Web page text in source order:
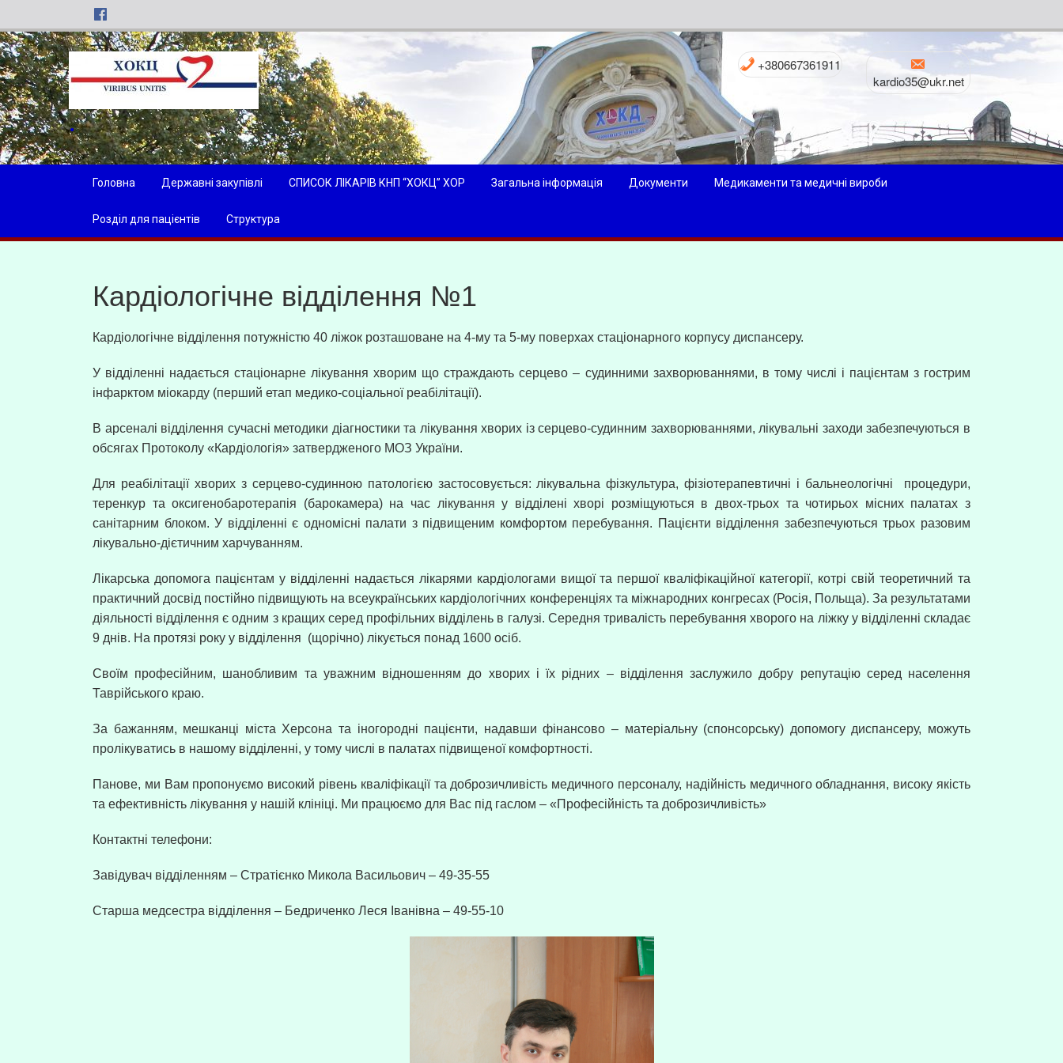
+380667361911
kardio35@ukr.net
Головна Державні закупівлі СПИСОК ЛІКАРІВ КНП “ХОКЦ” ХОР Загальна інформація Документи Медикаменти та медичні вироби
Розділ для пацієнтів Структура
Кардіологічне відділення №1
Кардіологічне відділення потужністю 40 ліжок розташоване на 4-му та 5-му поверхах стаціонарного корпусу диспансеру.
У відділенні надається стаціонарне лікування хворим що страждають серцево – судинними захворюваннями, в тому числі і пацієнтам з гострим
інфарктом міокарду (перший етап медико-соціальної реабілітації).
В арсеналі відділення сучасні методики діагностики та лікування хворих із серцево-судинним захворюваннями, лікувальні заходи забезпечуються в
обсягах Протоколу «Кардіологія» затвердженого МОЗ України.
Для реабілітації хворих з серцево-судинною патологією застосовується: лікувальна фізкультура, фізіотерапевтичні і бальнеологічні
процедури,
теренкур та оксигенобаротерапія (барокамера) на час лікування у відділені хворі розміщуються в двох-трьох та чотирьох місних палатах з
санітарним блоком. У відділенні є одномісні палати з підвищеним комфортом перебування. Пацієнти відділення забезпечуються трьох разовим
лікувально-дієтичним харчуванням.
Лікарська допомога пацієнтам у відділенні надається лікарями кардіологами вищої та першої кваліфікаційної категорії, котрі свій теоретичний та
практичний досвід постійно підвищують на всеукраїнських кардіологічних конференціях та міжнародних конгресах (Росія, Польща). За результатами
діяльності відділення є одним з кращих серед профільних відділень в галузі. Середня тривалість перебування хворого на ліжку у відділенні складає
9 днів. На протязі року у відділення (щорічно) лікується понад 1600 осіб.
Своїм професійним, шанобливим та уважним відношенням до хворих і їх рідних – відділення заслужило добру репутацію серед населення
Таврійського краю.
За бажанням, мешканці міста Херсона та іногородні пацієнти, надавши фінансово – матеріальну (спонсорську) допомогу диспансеру, можуть
пролікуватись в нашому відділенні, у тому числі в палатах підвищеної комфортності.
Панове, ми Вам пропонуємо високий рівень кваліфікації та доброзичливість медичного персоналу, надійність медичного обладнання, високу якість
та ефективність лікування у нашій клініці. Ми працюємо для Вас під гаслом – «Професійність та доброзичливість»
Контактні телефони:
Завідувач відділенням – Стратієнко Микола Васильович – 49-35-55
Старша медсестра відділення – Бедриченко Леся Іванівна – 49-55-10